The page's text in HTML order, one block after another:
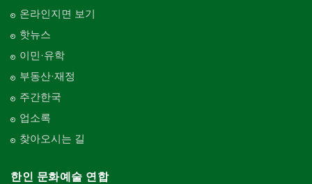
온라인지면 보기
핫뉴스
이민·유학
부동산·재정
주간한국
업소록
찾아오시는 길
한인 문화예술 연합